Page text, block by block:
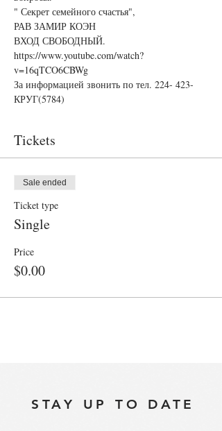
" Секрет семейного счастья",
РАВ ЗАМИР КОЭН
ВХОД СВОБОДНЫЙ.
https://www.youtube.com/watch?
v=16qTCO6CBWg
За информацией звонить по тел. 224- 423-
КРУГ(5784)
Tickets
Sale ended
Ticket type
Single
Price
$0.00
STAY UP TO DATE